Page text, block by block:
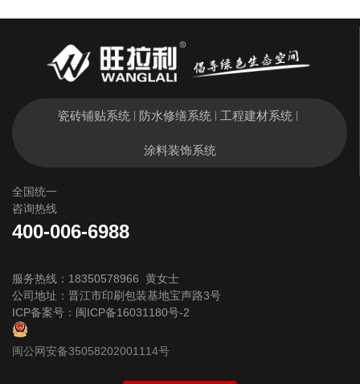
瓷砖铺贴系统 防水修缮系统 工程建材系统
涂料装饰系统
全国统一
咨询热线
400-006-6988
服务热线：18350578966 黄女士
公司地址：晋江市印刷包装基地宝声路3号
ICP备案号： 闽ICP备16031180号-2
闽公网安备35058202001114号